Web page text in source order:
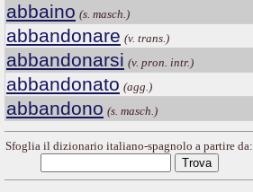
abbaino (s. masch.)
abbandonare (v. trans.)
abbandonarsi (v. pron. intr.)
abbandonato (agg.)
abbandono (s. masch.)
Sfoglia il dizionario italiano-spagnolo a partire da: